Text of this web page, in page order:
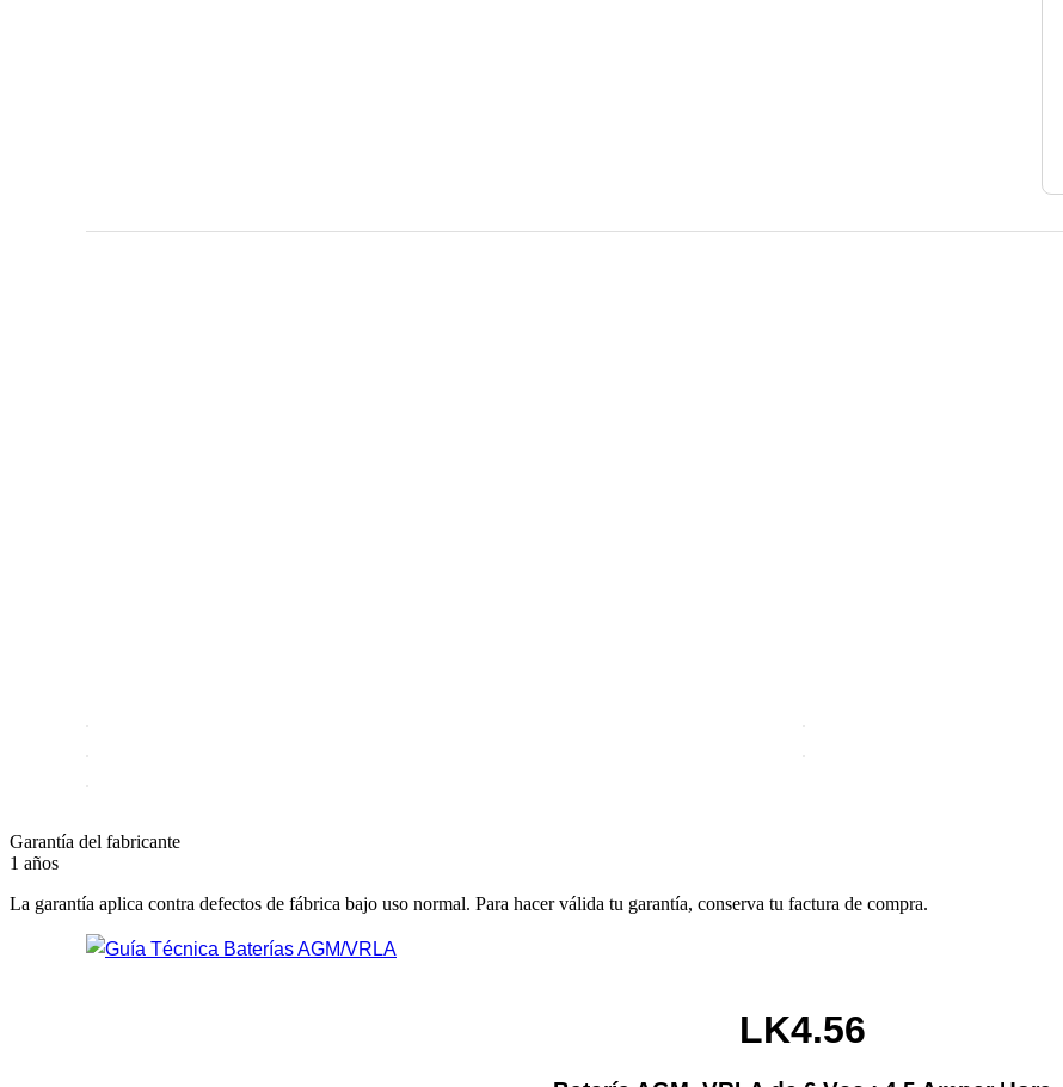
Garantía del fabricante
1 años
La garantía aplica contra defectos de fábrica bajo uso normal. Para hacer válida tu garantía, conserva tu factura de compra.
LK4.56